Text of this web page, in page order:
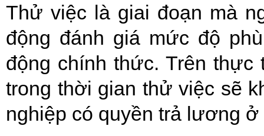
Thử việc là giai đoạn mà
động đánh giá mức độ
động chính thức. Trên
trong thời gian thử việc sẽ
nghiệp có quyền trả lương